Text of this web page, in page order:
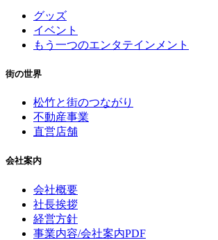
グッズ
イベント
もう一つのエンタテインメント
街の世界
松竹と街のつながり
不動産事業
直営店舗
会社案内
会社概要
社長挨拶
経営方針
事業内容/会社案内PDF